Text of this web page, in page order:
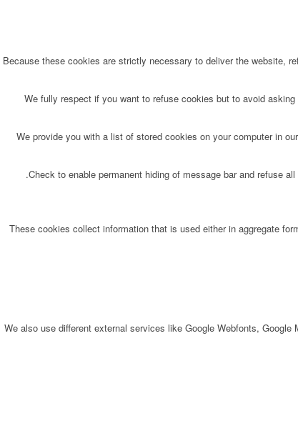
Because these cookies are strictly necessary to deliver the website,
We fully respect if you want to refuse cookies but to avoid
We provide you with a list of stored cookies on your computer in
Check to enable permanent hiding of message bar and refuse
These cookies collect information that is used either in aggregate
We also use different external services like Google Webfonts,